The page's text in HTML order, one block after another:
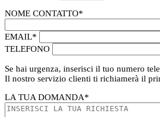
NOME CONTATTO*
EMAIL*
TELEFONO
Se hai urgenza, inserisci il tuo numero
Il nostro servizio clienti ti richiamerà il
LA TUA DOMANDA*